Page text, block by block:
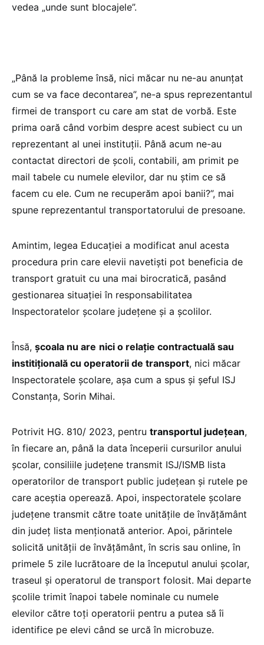
vedea „unde sunt blocajele”.
„Până la probleme însă, nici măcar nu ne-au anunțat
cum se va face decontarea”, ne-a spus reprezentantul
firmei de transport cu care am stat de vorbă. Este
prima oară când vorbim despre acest subiect cu un
reprezentant al unei instituții. Până acum ne-au
contactat directori de școli, contabili, am primit pe
mail tabele cu numele elevilor, dar nu știm ce să
facem cu ele. Cum ne recuperăm apoi banii?”, mai
spune reprezentantul transportatorului de presoane.
Amintim, legea Educației a modificat anul acesta
procedura prin care elevii navetiști pot beneficia de
transport gratuit cu una mai birocratică, pasând
gestionarea situației în responsabilitatea
Inspectoratelor școlare județene și a școlilor.
Însă, școala nu are nici o relație contractuală sau
institițională cu operatorii de transport, nici măcar
Inspectoratele școlare, așa cum a spus și șeful ISJ
Constanța, Sorin Mihai.
Potrivit HG. 810/ 2023, pentru transportul județean,
în fiecare an, până la data începerii cursurilor anului
școlar, consiliile județene transmit ISJ/ISMB lista
operatorilor de transport public județean și rutele pe
care aceștia operează. Apoi, inspectoratele școlare
județene transmit către toate unitățile de învățământ
din județ lista menționată anterior. Apoi, părintele
solicită unității de învățământ, în scris sau online, în
primele 5 zile lucrătoare de la începutul anului școlar,
traseul și operatorul de transport folosit. Mai departe
școlile trimit înapoi tabele nominale cu numele
elevilor către toți operatorii pentru a putea să îi
identifice pe elevi când se urcă în microbuze.